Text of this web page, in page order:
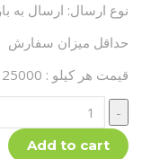
نوع ارسال: ارسال به
حداقل میزان سفارش 50 کیلوگرم
قیمت هر کیلو : 25000 تومان
Add to cart